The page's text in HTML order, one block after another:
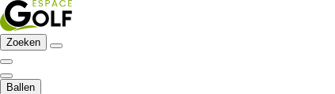
Zoeken
Ballen